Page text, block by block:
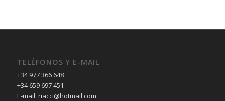
TELÉFONOS Y E-MAIL
+34 977 366 648
+34 659 697 451
E-mail: riacci@hotmail.com